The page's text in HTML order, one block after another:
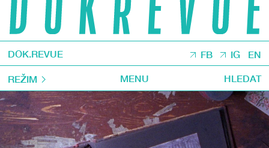
DOK.REVUE FB IG EN
REŽIM MENU HLEDAT